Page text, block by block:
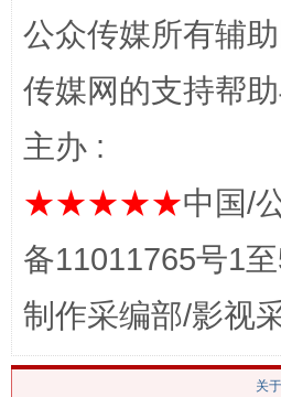
习近平的博鳌关键词
公众传媒所有辅
传媒网的支持帮
主办 :
★★★★★中国/
备11011765号1
制作采编部/影视
关